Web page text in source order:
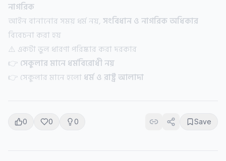
নাগরিক
আইন বানানোর সময় ধর্ম নয়, সংবিধান ও নাগরিক অধিকার
বিবেচনা করা হয়
⚠️ একটা ভুল ধারণা পরিষ্কার করা দরকার
👉 সেকুলার মানে ধর্মবিরোধী নয়
👉 সেকুলার মানে হলোধর্ম ও রাষ্ট্র আলাদা
0 0 0 Save